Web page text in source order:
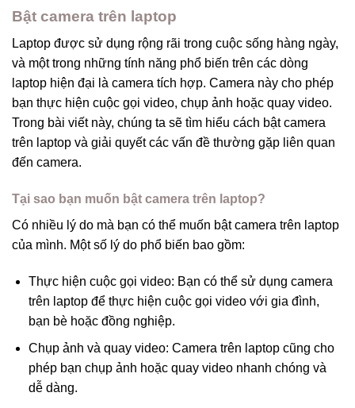
Bật camera trên laptop
Laptop được sử dụng rộng rãi trong cuộc sống hàng ngày,
và một trong những tính năng phổ biến trên các dòng
laptop hiện đại là camera tích hợp. Camera này cho phép
bạn thực hiện cuộc gọi video, chụp ảnh hoặc quay video.
Trong bài viết này, chúng ta sẽ tìm hiểu cách bật camera
trên laptop và giải quyết các vấn đề thường gặp liên quan
đến camera.
Tại sao bạn muốn bật camera trên laptop?
Có nhiều lý do mà bạn có thể muốn bật camera trên laptop
của mình. Một số lý do phổ biến bao gồm:
Thực hiện cuộc gọi video: Bạn có thể sử dụng camera
trên laptop để thực hiện cuộc gọi video với gia đình,
bạn bè hoặc đồng nghiệp.
Chụp ảnh và quay video: Camera trên laptop cũng cho
phép bạn chụp ảnh hoặc quay video nhanh chóng và
dễ dàng.